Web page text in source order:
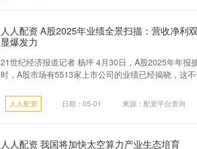
人人配资 A股2025年业绩全景扫描：营收净利
显爆发力
21世纪经济报道记者 杨坪 4月30日，A股2025年年报
时，A股市场有5513家上市公司的业绩已经揭晓，这
人人配资 日期：05-01 来源：配资平台查询
人人配资 我国将加快太空算力产业生态培育